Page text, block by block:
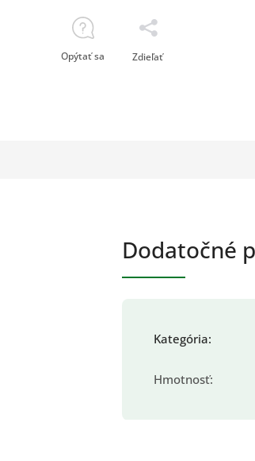
Opýtať sa Zdieľať
Dodatočné
Kategória:
Hmotnosť: